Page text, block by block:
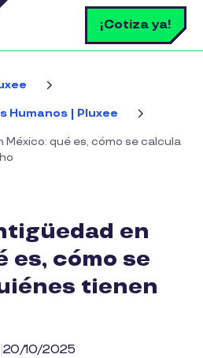
¡Cotiza ya!
Humanos | Pluxee
qué es, cómo se calcula
en
es, cómo se
tienen
20/10/2025